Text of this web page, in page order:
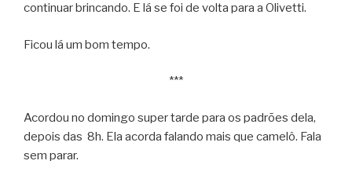
continuar brincando. E lá se foi de volta para a Olivetti.
Ficou lá um bom tempo.
***
Acordou no domingo super tarde para os padrões dela,
depois das 8h. Ela acorda falando mais que camelô. Fala
sem parar.